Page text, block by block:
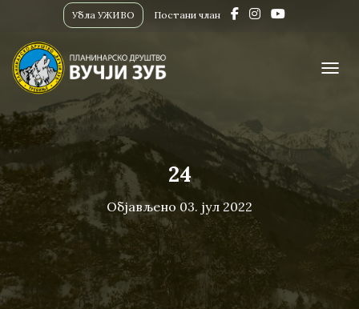
Убла УЖИВО Постани члан
24
Објављено 03. јул 2022